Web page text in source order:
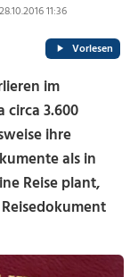
11:36
Vorlesen
im
3.600
ihre
als in
Reise plant,